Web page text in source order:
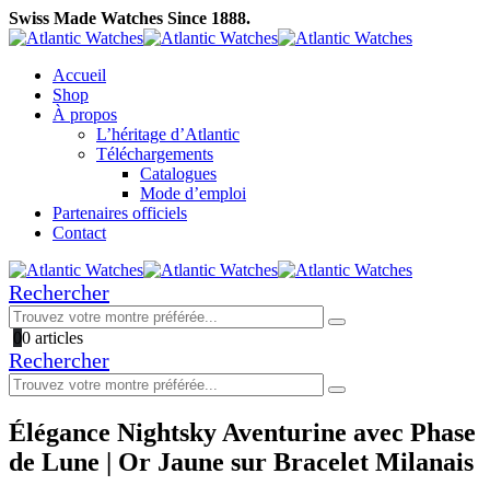
Swiss Made Watches Since 1888.
Accueil
Shop
À propos
L’héritage d’Atlantic
Téléchargements
Catalogues
Mode d’emploi
Partenaires officiels
Contact
Rechercher
00 articles
Rechercher
Élégance Nightsky Aventurine avec Phase
de Lune | Or Jaune sur Bracelet Milanais